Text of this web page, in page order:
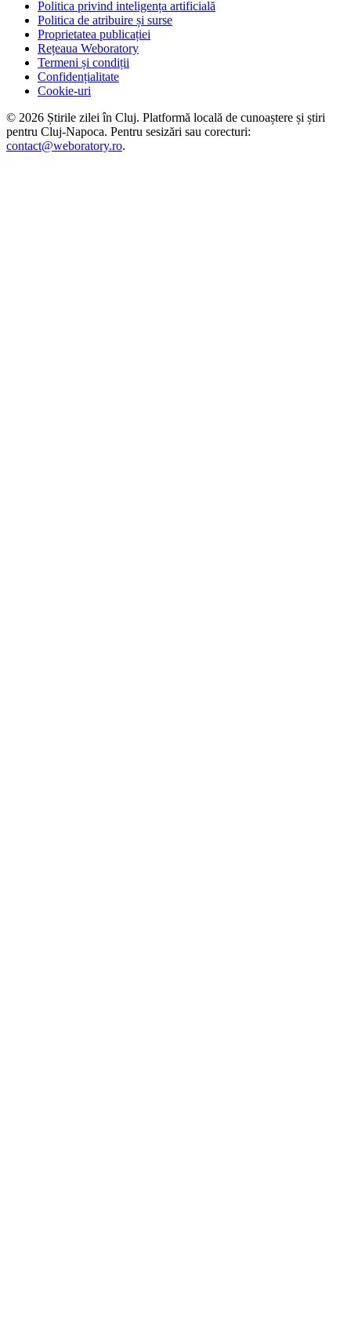
Politica privind inteligența artificială
Politica de atribuire și surse
Proprietatea publicației
Rețeaua Weboratory
Termeni și condiții
Confidențialitate
Cookie-uri
© 2026 Știrile zilei în Cluj. Platformă locală de cunoaștere și știri
pentru Cluj-Napoca. Pentru sesizări sau corecturi:
contact@weboratory.ro.